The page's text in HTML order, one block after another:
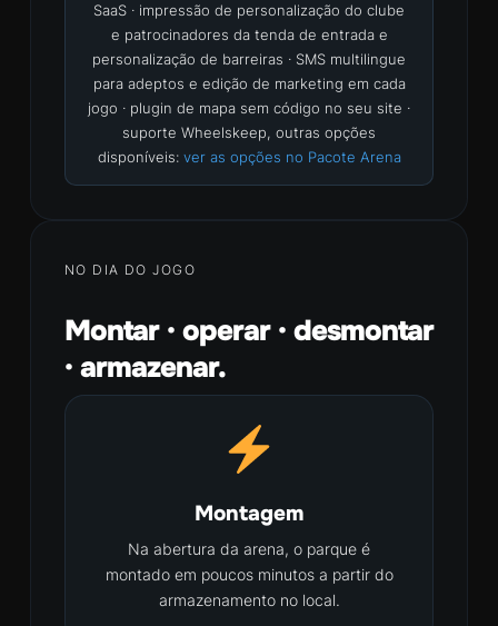
SaaS · impressão de personalização do clube
e patrocinadores da tenda de entrada e
personalização de barreiras · SMS multilingue
para adeptos e edição de marketing em cada
jogo · plugin de mapa sem código no seu site ·
suporte Wheelskeep, outras opções
disponíveis: ver as opções no Pacote Arena
NO DIA DO JOGO
Montar · operar · desmontar
· armazenar.
Montagem
Na abertura da arena, o parque é
montado em poucos minutos a partir do
armazenamento no local.